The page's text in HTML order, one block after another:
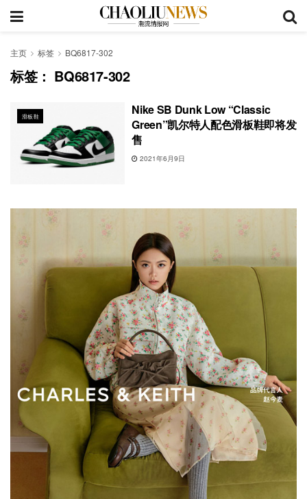
主页 标签 BQ6817-302
标签： BQ6817-302
滑板鞋
Nike SB Dunk Low “Classic
Green”凯尔特人配色滑板鞋即将发
售
2021年6月9日